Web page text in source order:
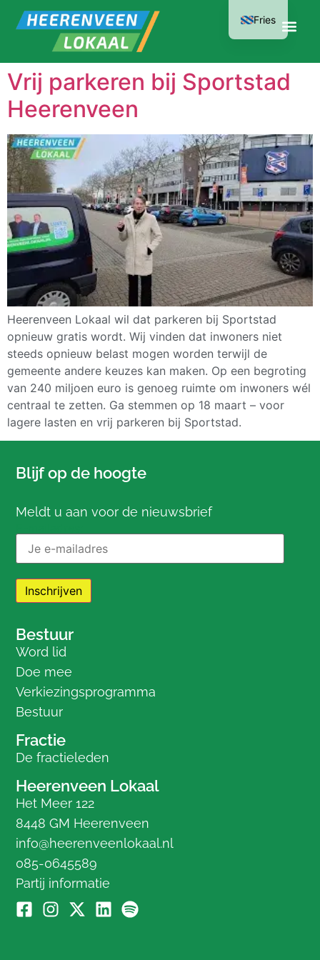
Vrij parkeren bij Sportstad
Heerenveen
Heerenveen Lokaal wil dat parkeren bij Sportstad
opnieuw gratis wordt. Wij vinden dat inwoners niet
steeds opnieuw belast mogen worden terwijl de
gemeente andere keuzes kan maken. Op een begroting
van 240 miljoen euro is genoeg ruimte om inwoners wél
centraal te zetten. Ga stemmen op 18 maart – voor
lagere lasten en vrij parkeren bij Sportstad.
Blijf op de hoogte
Meldt u aan voor de nieuwsbrief
Bestuur
Word lid
Doe mee
Verkiezingsprogramma
Bestuur
Fractie
De fractieleden
Heerenveen Lokaal
Het Meer 122
8448 GM Heerenveen
info@heerenveenlokaal.nl
085-0645589
Partij informatie
Fries